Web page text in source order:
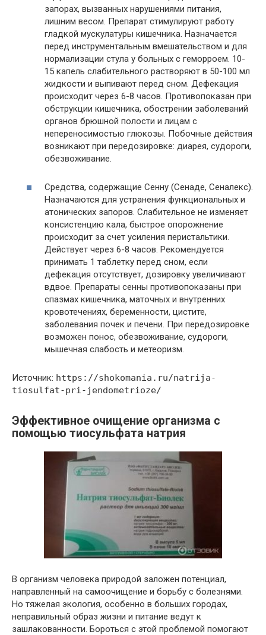
запорах, вызванных нарушениями питания,
лишним весом. Препарат стимулируют работу
гладкой мускулатуры кишечника. Назначается
перед инструментальным вмешательством и для
нормализации стула у больных с геморроем. 10-
15 капель слабительного растворяют в 50-100 мл
жидкости и выпивают перед сном. Дефекация
происходит через 6-8 часов. Противопоказан при
обструкции кишечника, обострении заболеваний
органов брюшной полости и лицам с
непереносимостью глюкозы. Побочные действия
возникают при передозировке: диарея, судороги,
обезвоживание.
Средства, содержащие Сенну (Сенаде, Сеналекс).
Назначаются для устранения функциональных и
атонических запоров. Слабительное не изменяет
консистенцию кала, быстрое опорожнение
происходит за счет усиления перистальтики.
Действует через 6-8 часов. Рекомендуется
принимать 1 таблетку перед сном, если
дефекация отсутствует, дозировку увеличивают
вдвое. Препараты сенны противопоказаны при
спазмах кишечника, маточных и внутренних
кровотечениях, беременности, цистите,
заболевания почек и печени. При передозировке
возможен понос, обезвоживание, судороги,
мышечная слабость и метеоризм.
Источник: https://shokomania.ru/natrija-
tiosulfat-pri-jendometrioze/
Эффективное очищение организма с
помощью тиосульфата натрия
В организм человека природой заложен потенциал,
направленный на самоочищение и борьбу с болезнями.
Но тяжелая экология, особенно в больших городах,
неправильный образ жизни и питание ведут к
зашлакованности. Бороться с этой проблемой помогают